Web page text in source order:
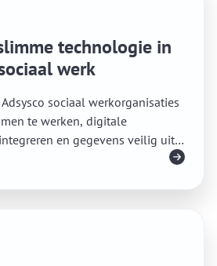
technologie in
werk
sociaal werkorganisaties
te werken, digitale
en gegevens veilig uit